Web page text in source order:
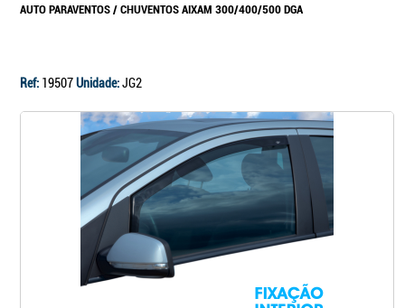
AUTO PARAVENTOS / CHUVENTOS AIXAM 300/400/500 DGA
Ref: 19507Unidade:JG2